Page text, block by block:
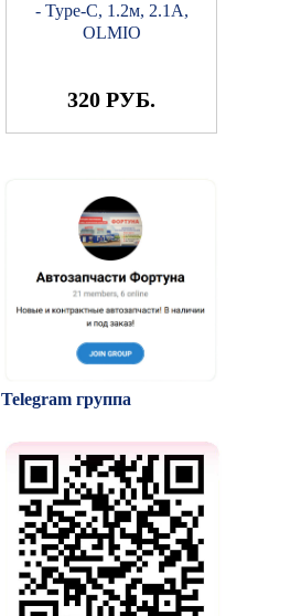
- Type-C, 1.2м, 2.1A,
OLMIO
320 РУБ.
Telegram группа